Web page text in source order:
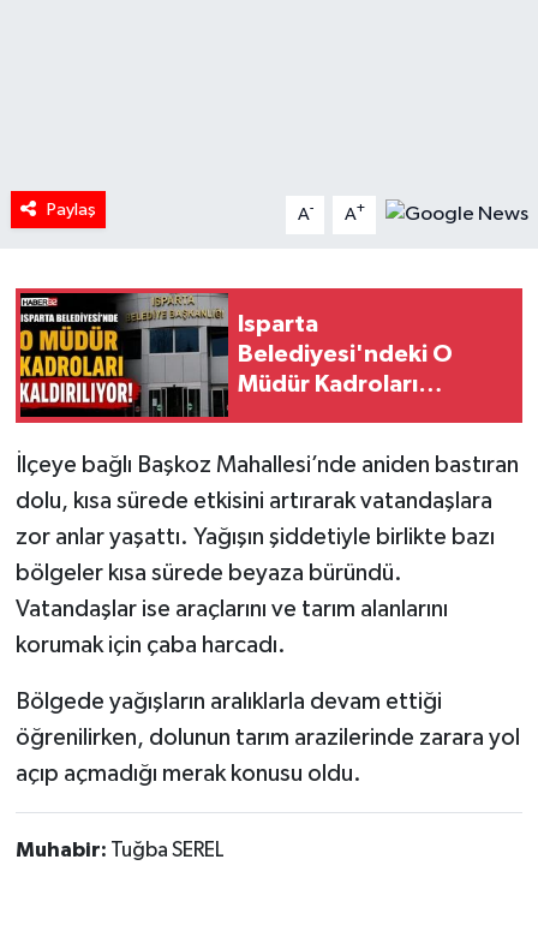
Paylaş A- A+
Isparta
Belediyesi'ndeki O
Müdür Kadroları
İlçeye bağlı Başkoz Mahallesi’nde aniden bastıran
dolu, kısa sürede etkisini artırarak vatandaşlara
zor anlar yaşattı. Yağışın şiddetiyle birlikte bazı
bölgeler kısa sürede beyaza büründü.
Vatandaşlar ise araçlarını ve tarım alanlarını
korumak için çaba harcadı.
Bölgede yağışların aralıklarla devam ettiği
öğrenilirken, dolunun tarım arazilerinde zarara yol
açıp açmadığı merak konusu oldu.
Muhabir: Tuğba SEREL
RESMİ İLANLAR
SAĞLIK
Spor
Tarihi Yapılarımız
Teknoloji
Türkiye
İletişim
Künye